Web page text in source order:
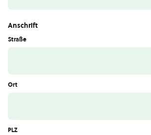
Anschrift
Straße
Ort
PLZ